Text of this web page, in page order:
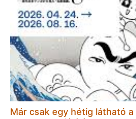
Már csak egy hétig látható a